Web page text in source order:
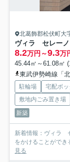
北葛飾郡松伏町大
ヴィラ セレーノ
8.2万円～9.3万
45.44㎡～61.08㎡
東武伊勢崎線「
駐輪場 宅配ボッ
敷地内ごみ置き場
新築
新着情報：ヴィラ
をかけることができ
見る